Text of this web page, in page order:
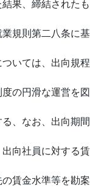
果、締結されたも
規則第二八条に基
いては、出向規程
の円滑な運営を図
る、なお、出向期間
向社員に対する賃
賃金水準等を勘案